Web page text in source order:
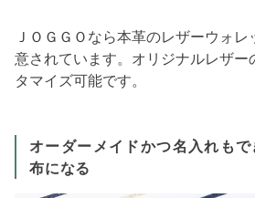
ＪＯＧＧＯなら本革のレザーウォ
意されています。オリジナルレザー
タマイズ可能です。
オーダーメイドかつ名入れも
布になる